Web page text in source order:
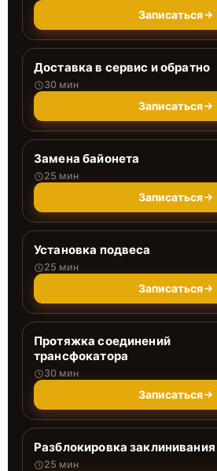
Записаться
Доставка в сервис и обратно
30 мин
Записаться
Замена байонета
25 мин
Записаться
Установка подвеса
25 мин
Записаться
Протяжка соединений
трансфокатора
30 мин
Записаться
Разблокировка заклинивания
25 мин